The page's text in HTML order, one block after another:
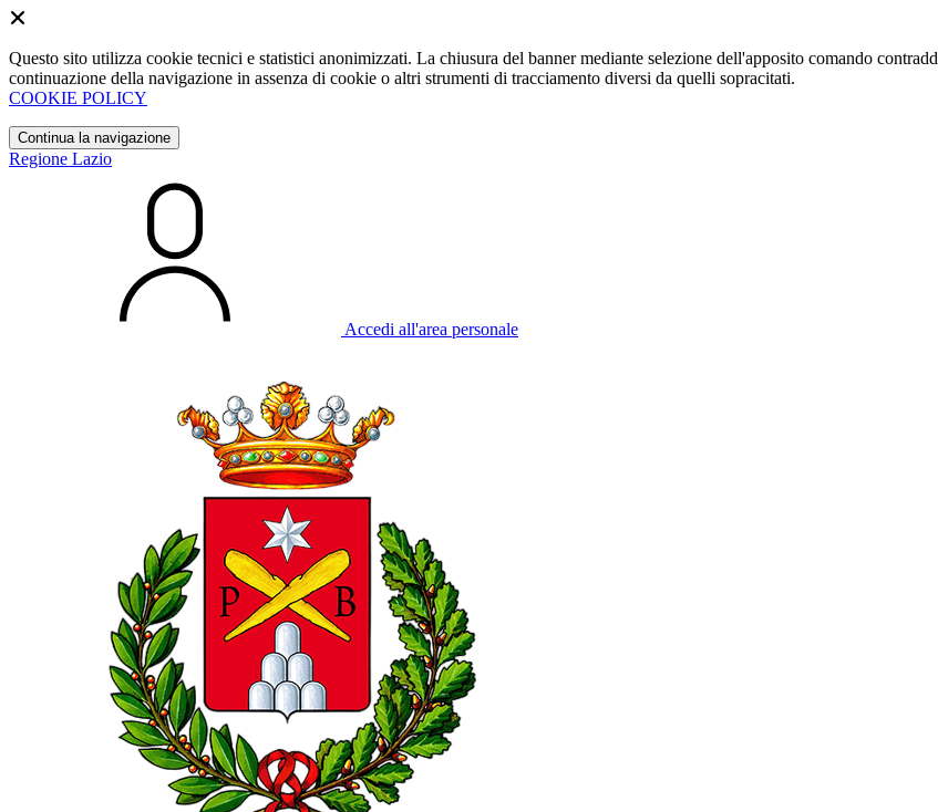
Questo sito utilizza cookie tecnici e statistici anonimizzati. La chiusura del banner mediante selezione dell'apposito comando
continuazione della navigazione in assenza di cookie o altri strumenti di tracciamento diversi da quelli sopracitati.
COOKIE POLICY
Continua la navigazione
Regione Lazio
Accedi all'area personale